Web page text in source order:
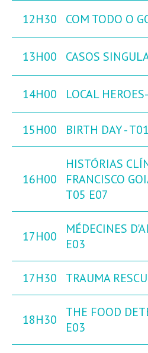
12H30 COM TODO O
13H00 CASOS
14H00 LOCAL
15H00 BIRTH DAY -
16H00
HISTÓRIAS
FRANCISCO
T05 E07
17H00
MÉDECINES
E03
17H30 TRAUMA
18H30
THE FOOD
E03